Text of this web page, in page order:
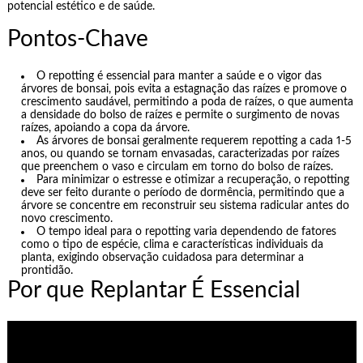
potencial estético e de saúde.
Pontos-Chave
O repotting é essencial para manter a saúde e o vigor das
árvores de bonsai, pois evita a estagnação das raízes e promove o
crescimento saudável, permitindo a poda de raízes, o que aumenta
a densidade do bolso de raízes e permite o surgimento de novas
raízes, apoiando a copa da árvore.
As árvores de bonsai geralmente requerem repotting a cada 1-5
anos, ou quando se tornam envasadas, caracterizadas por raízes
que preenchem o vaso e circulam em torno do bolso de raízes.
Para minimizar o estresse e otimizar a recuperação, o repotting
deve ser feito durante o período de dormência, permitindo que a
árvore se concentre em reconstruir seu sistema radicular antes do
novo crescimento.
O tempo ideal para o repotting varia dependendo de fatores
como o tipo de espécie, clima e características individuais da
planta, exigindo observação cuidadosa para determinar a
prontidão.
Por que Replantar É Essencial